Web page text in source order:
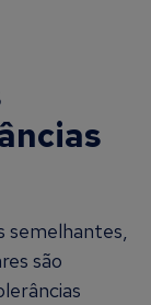
semelhantes,
são